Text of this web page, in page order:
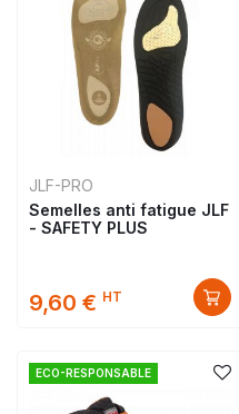
JLF-PRO
Semelles anti fatigue JLF
- SAFETY PLUS
9,60 € HT
ECO-RESPONSABLE